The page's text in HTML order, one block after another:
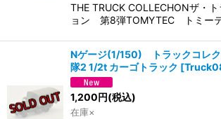
絞り込む
THE TRUCK COLLECHONザ・
ョン 第8弾TOMYTEC トミー
Nゲージ(1/150) トラックコレク
隊2 1/2t カーゴトラック [
1,200円(税込)
在庫×